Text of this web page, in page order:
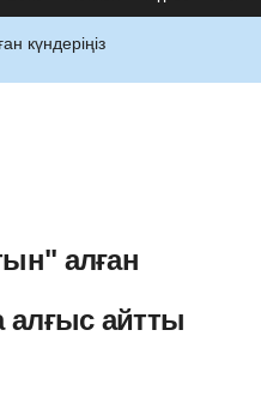
күндеріңіз
алған
алғыс айтты